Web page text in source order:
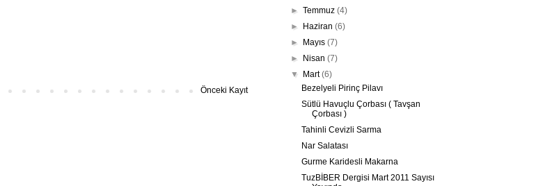
Önceki Kayıt
►Temmuz(4)
► Haziran(6)
► Mayıs(7)
► Nisan(7)
▼ Mart(6)
Bezelyeli Pirinç Pilavı
Sütlü Havuçlu Çorbası ( Tavşan
Çorbası )
Tahinli Cevizli Sarma
Nar Salatası
Gurme Karidesli Makarna
TuzBİBER Dergisi Mart 2011 Sayısı